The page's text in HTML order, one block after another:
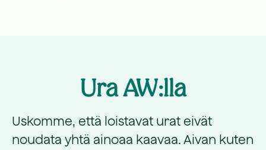
Ura AW:lla
Uskomme, että loistavat urat eivät
noudata yhtä ainoaa kaavaa. Aivan kuten